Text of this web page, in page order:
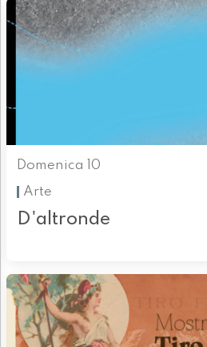
Domenica 10
Arte
D'altronde